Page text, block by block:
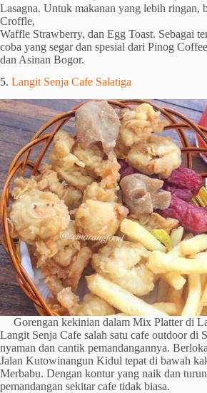
Lasagna. Untuk makanan yang lebih ringan,
Croffle,
Waffle Strawberry, dan Egg Toast. Sebagai
coba yang segar dan spesial dari Pinog
dan Asinan Bogor.
5. Langit Senja Cafe Salatiga
Gorengan kekinian dalam Mix Platter di
Langit Senja Cafe salah satu cafe outdoor di
nyaman dan cantik pemandangannya.
Jalan Kutowinangun Kidul tepat di bawah
Merbabu. Dengan kontur yang naik dan
pemandangan sekitar cafe tidak biasa.